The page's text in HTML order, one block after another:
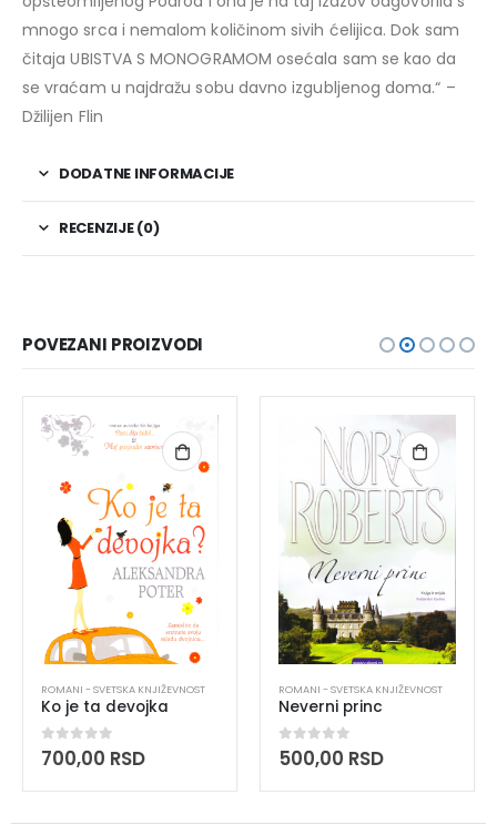
mnogo srca i nemalom količinom sivih ćelijica. Dok sam
čitaja UBISTVA S MONOGRAMOM osećala sam se kao da
se vraćam u najdražu sobu davno izgubljenog doma.“ –
Džilijen Flin
DODATNE INFORMACIJE
RECENZIJE (0)
POVEZANI PROIZVODI
ROMANI - SVETSKA KNJIŽEVNOST
Ko je ta devojka
0out of 5
700,00 RSD
ROMANI - SVETSKA KNJIŽEVNOST
Neverni princ
0out of 5
500,00 RSD